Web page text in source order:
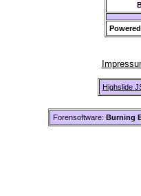
Highslide
Forensoftware: Burning